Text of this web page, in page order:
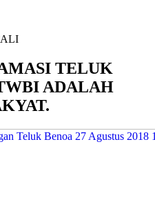
TELUK
ADALAH